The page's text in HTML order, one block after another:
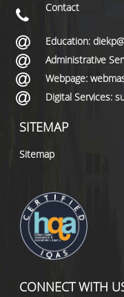
Contact
Education:
Administrative
Webpage:
Digital Services:
SITEMAP
Sitemap
CONNECT WITH